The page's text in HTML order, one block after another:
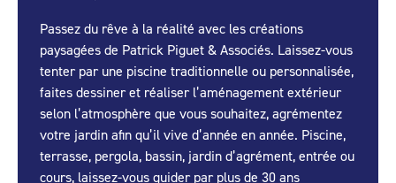
Passez du rêve à la réalité avec les créations
paysagées de Patrick Piguet & Associés. Laissez-vous
tenter par une piscine traditionnelle ou personnalisée,
faites dessiner et réaliser l’aménagement extérieur
selon l’atmosphère que vous souhaitez, agrémentez
votre jardin afin qu’il vive d’année en année. Piscine,
terrasse, pergola, bassin, jardin d’agrément, entrée ou
cours, laissez-vous guider par plus de 30 ans